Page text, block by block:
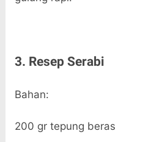
3. Resep Serabi
Bahan:
200 gr tepung beras